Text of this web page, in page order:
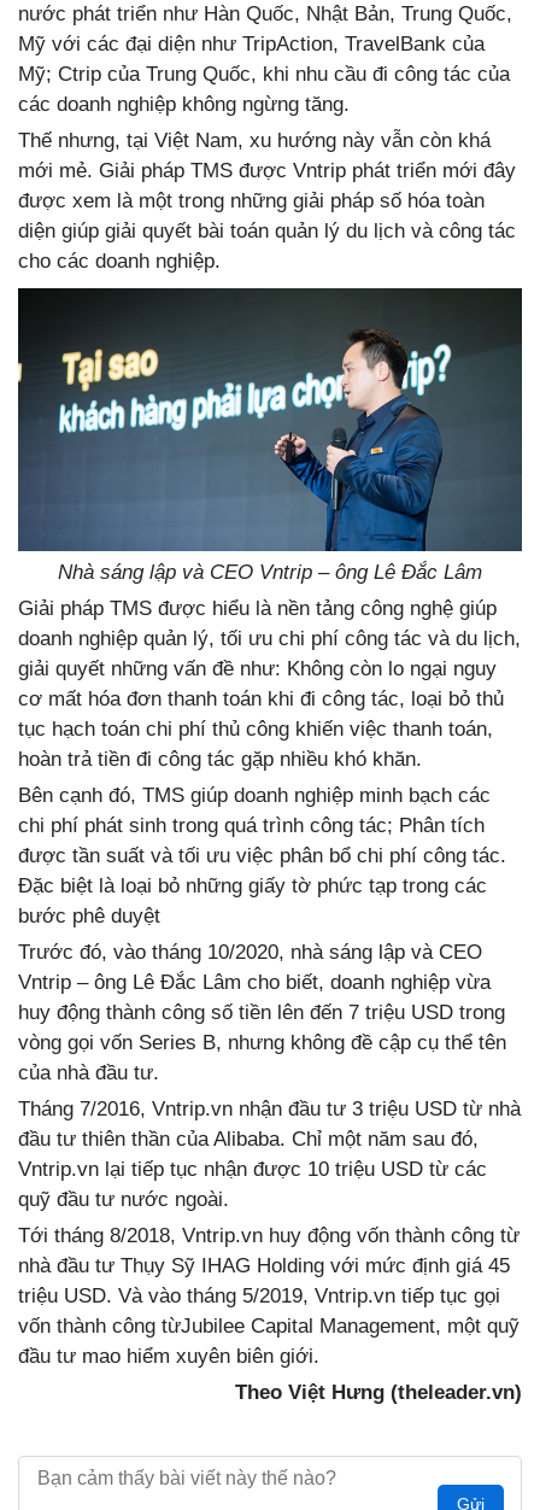
nước phát triển như Hàn Quốc, Nhật Bản, Trung Quốc,
Mỹ với các đại diện như TripAction, TravelBank của
Mỹ; Ctrip của Trung Quốc, khi nhu cầu đi công tác của
các doanh nghiệp không ngừng tăng.
Thế nhưng, tại Việt Nam, xu hướng này vẫn còn khá
mới mẻ. Giải pháp TMS được Vntrip phát triển mới đây
được xem là một trong những giải pháp số hóa toàn
diện giúp giải quyết bài toán quản lý du lịch và công tác
cho các doanh nghiệp.
Nhà sáng lập và CEO Vntrip – ông Lê Đắc Lâm
Giải pháp TMS được hiểu là nền tảng công nghệ giúp
doanh nghiệp quản lý, tối ưu chi phí công tác và du lịch,
giải quyết những vấn đề như: Không còn lo ngại nguy
cơ mất hóa đơn thanh toán khi đi công tác, loại bỏ thủ
tục hạch toán chi phí thủ công khiến việc thanh toán,
hoàn trả tiền đi công tác gặp nhiều khó khăn.
Bên cạnh đó, TMS giúp doanh nghiệp minh bạch các
chi phí phát sinh trong quá trình công tác; Phân tích
được tần suất và tối ưu việc phân bổ chi phí công tác.
Đặc biệt là loại bỏ những giấy tờ phức tạp trong các
bước phê duyệt
Trước đó, vào tháng 10/2020, nhà sáng lập và CEO
Vntrip – ông Lê Đắc Lâm cho biết, doanh nghiệp vừa
huy động thành công số tiền lên đến 7 triệu USD trong
vòng gọi vốn Series B, nhưng không đề cập cụ thể tên
của nhà đầu tư.
Tháng 7/2016, Vntrip.vn nhận đầu tư 3 triệu USD từ nhà
đầu tư thiên thần của Alibaba. Chỉ một năm sau đó,
Vntrip.vn lại tiếp tục nhận được 10 triệu USD từ các
quỹ đầu tư nước ngoài.
Tới tháng 8/2018, Vntrip.vn huy động vốn thành công từ
nhà đầu tư Thụy Sỹ IHAG Holding với mức định giá 45
triệu USD. Và vào tháng 5/2019, Vntrip.vn tiếp tục gọi
vốn thành công từJubilee Capital Management, một quỹ
đầu tư mao hiểm xuyên biên giới.
Theo Việt Hưng (theleader.vn)
Gửi